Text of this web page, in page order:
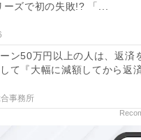
ーズで初の失敗!? 「...
ン50万円以上の人は、返済
て『大幅に減額してから返
事務所